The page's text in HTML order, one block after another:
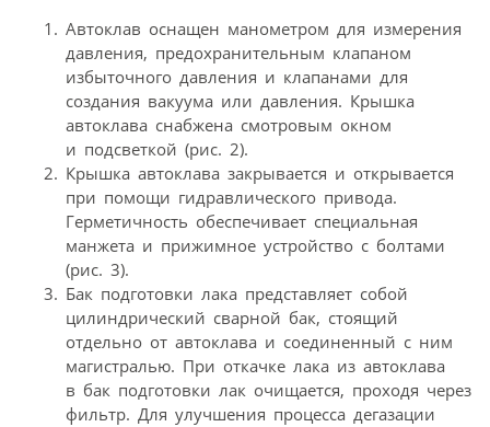
Автоклав оснащен манометром для измерения
давления, предохранительным клапаном
избыточного давления и клапанами для
создания вакуума или давления. Крышка
автоклава снабжена смотровым окном
и подсветкой (рис. 2).
Крышка автоклава закрывается и открывается
при помощи гидравлического привода.
Герметичность обеспечивает специальная
манжета и прижимное устройство с болтами
(рис. 3).
Бак подготовки лака представляет собой
цилиндрический сварной бак, стоящий
отдельно от автоклава и соединенный с ним
магистралью. При откачке лака из автоклава
в бак подготовки лак очищается, проходя через
фильтр. Для улучшения процесса дегазации